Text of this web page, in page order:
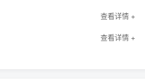
查看详情 +
查看详情 +